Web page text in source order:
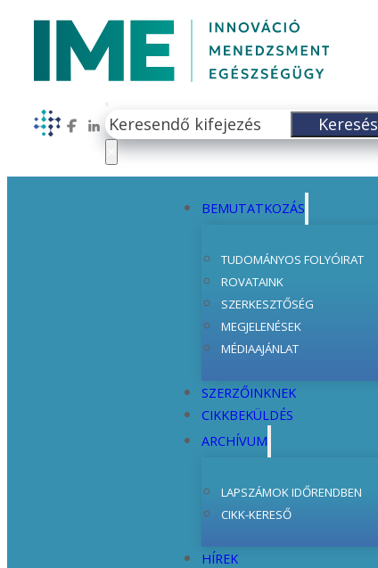
Follow us on Facebook
Follow us on LinkedIn
Keresés
Keresés
BEMUTATKOZÁS
TUDOMÁNYOS FOLYÓIRAT
ROVATAINK
SZERKESZTŐSÉG
MEGJELENÉSEK
MÉDIAAJÁNLAT
SZERZŐINKNEK
CIKKBEKÜLDÉS
ARCHÍVUM
LAPSZÁMOK IDŐRENDBEN
CIKK-KERESŐ
HÍREK